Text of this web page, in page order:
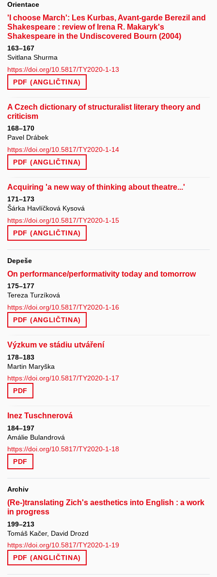
Orientace
'I choose March': Les Kurbas, Avant-garde Berezil and
Shakespeare : review of Irena R. Makaryk's
Shakespeare in the Undiscovered Bourn (2004)
163–167
Svitlana Shurma
https://doi.org/10.5817/TY2020-1-13
PDF (ANGLIČTINA)
A Czech dictionary of structuralist literary theory and
criticism
168–170
Pavel Drábek
https://doi.org/10.5817/TY2020-1-14
PDF (ANGLIČTINA)
Acquiring 'a new way of thinking about theatre...'
171–173
Šárka Havlíčková Kysová
https://doi.org/10.5817/TY2020-1-15
PDF (ANGLIČTINA)
Depeše
On performance/performativity today and tomorrow
175–177
Tereza Turzíková
https://doi.org/10.5817/TY2020-1-16
PDF (ANGLIČTINA)
Výzkum ve stádiu utváření
178–183
Martin Maryška
https://doi.org/10.5817/TY2020-1-17
PDF
Inez Tuschnerová
184–197
Amálie Bulandrová
https://doi.org/10.5817/TY2020-1-18
PDF
Archiv
(Re-)translating Zich's aesthetics into English : a work
in progress
199–213
Tomáš Kačer, David Drozd
https://doi.org/10.5817/TY2020-1-19
PDF (ANGLIČTINA)